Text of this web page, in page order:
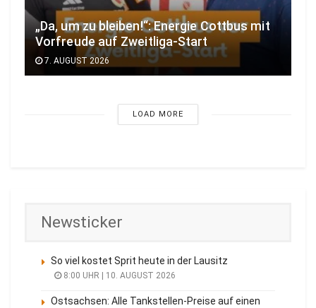
„Da, um zu bleiben!“: Energie Cottbus mit
Vorfreude auf Zweitliga-Start
7. AUGUST 2026
LOAD MORE
Newsticker
So viel kostet Sprit heute in der Lausitz
8:00 UHR | 10. AUGUST 2026
Ostsachsen: Alle Tankstellen-Preise auf einen